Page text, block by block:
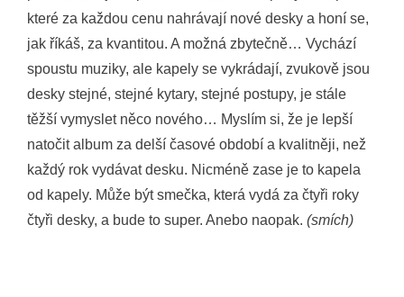
které za každou cenu nahrávají nové desky a honí se,
jak říkáš, za kvantitou. A možná zbytečně… Vychází
spoustu muziky, ale kapely se vykrádají, zvukově jsou
desky stejné, stejné kytary, stejné postupy, je stále
těžší vymyslet něco nového… Myslím si, že je lepší
natočit album za delší časové období a kvalitněji, než
každý rok vydávat desku. Nicméně zase je to kapela
od kapely. Může být smečka, která vydá za čtyři roky
čtyři desky, a bude to super. Anebo naopak. (smích)